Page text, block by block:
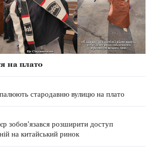
на плато
стародавню вулицю на плато
зобов'язався розширити доступ
на китайський ринок